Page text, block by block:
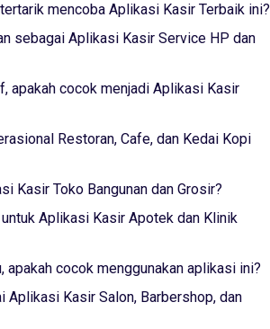
mencoba Aplikasi Kasir Terbaik ini?
sebagai Aplikasi Kasir Service HP dan
apakah cocok menjadi Aplikasi Kasir
Restoran, Cafe, dan Kedai Kopi
Kasir Toko Bangunan dan Grosir?
Aplikasi Kasir Apotek dan Klinik
apakah cocok menggunakan aplikasi ini?
Kasir Salon, Barbershop, dan